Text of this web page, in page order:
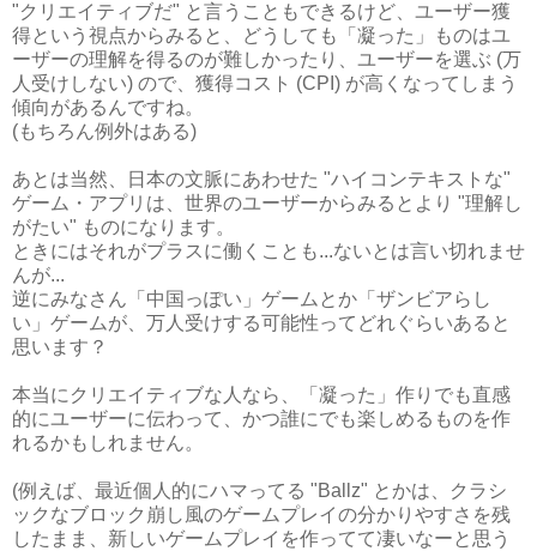
"クリエイティブだ" と言うこともできるけど、ユーザー獲
得という視点からみると、どうしても「凝った」ものはユ
ーザーの理解を得るのが難しかったり、ユーザーを選ぶ (万
人受けしない) ので、獲得コスト (CPI) が高くなってしまう
傾向があるんですね。
(もちろん例外はある)
あとは当然、日本の文脈にあわせた "ハイコンテキストな"
ゲーム・アプリは、世界のユーザーからみるとより "理解し
がたい" ものになります。
ときにはそれがプラスに働くことも...ないとは言い切れませ
んが...
逆にみなさん「中国っぽい」ゲームとか「ザンビアらし
い」ゲームが、万人受けする可能性ってどれぐらいあると
思います？
本当にクリエイティブな人なら、「凝った」作りでも直感
的にユーザーに伝わって、かつ誰にでも楽しめるものを作
れるかもしれません。
(例えば、最近個人的にハマってる "Ballz" とかは、クラシ
ックなブロック崩し風のゲームプレイの分かりやすさを残
したまま、新しいゲームプレイを作ってて凄いなーと思う